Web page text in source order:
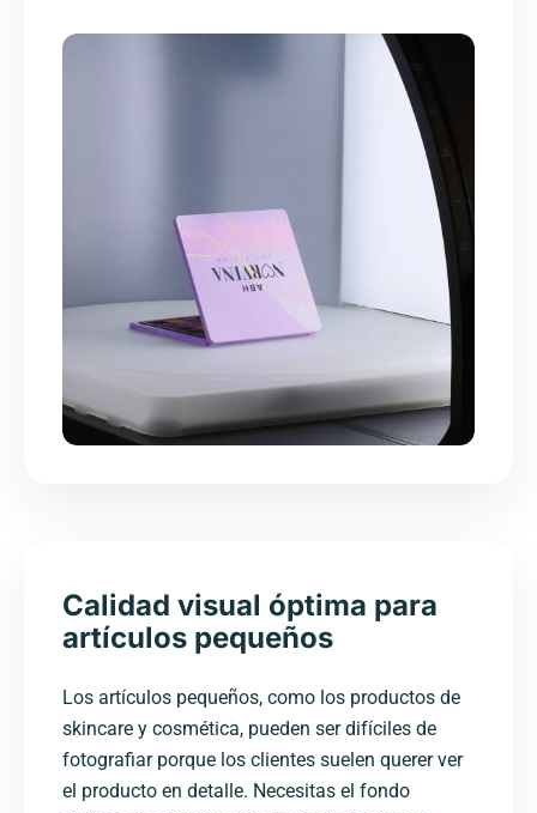
Calidad visual óptima para
artículos pequeños
Los artículos pequeños, como los productos de
skincare y cosmética, pueden ser difíciles de
fotografiar porque los clientes suelen querer ver
el producto en detalle. Necesitas el fondo